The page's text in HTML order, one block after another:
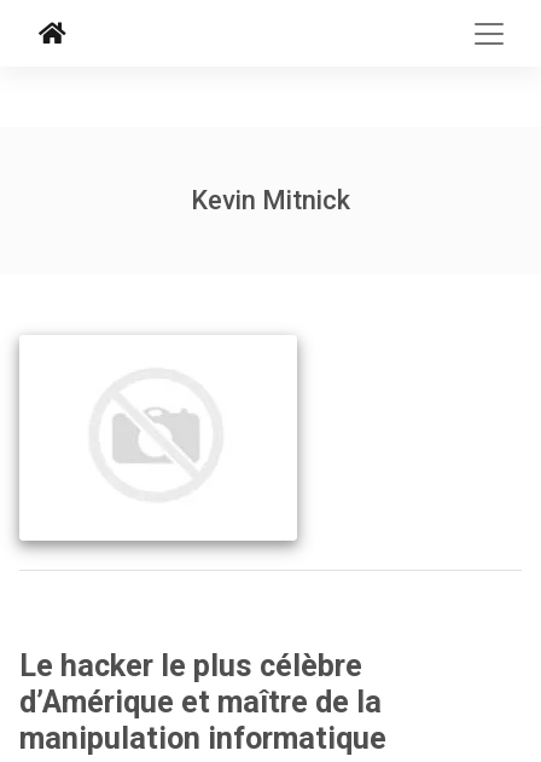
Kevin Mitnick
Le hacker le plus célèbre
d’Amérique et maître de la
manipulation informatique